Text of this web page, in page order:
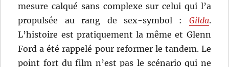
mesure calqué sans complexe sur celui qui l’a
propulsée au rang de sex-symbol : Gilda.
L’histoire est pratiquement la même et Glenn
Ford a été rappelé pour reformer le tandem. Le
point fort du film n’est pas le scénario qui ne